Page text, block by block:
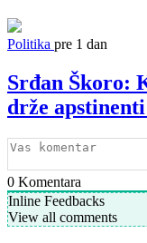
Politika pre 1 dan
Srđan Škoro:
drže
0 Komentara
Inline Feedbacks
View all comments